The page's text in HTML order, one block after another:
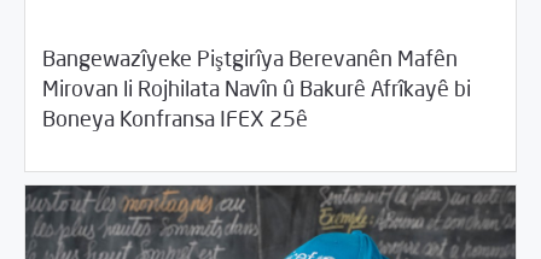
Bangewazîyeke Piştgirîya Berevanên Mafên
Mirovan li Rojhilata Navîn û Bakurê Afrîkayê bi
Boneya Konfransa IFEX 25ê
23/2017 2017 /Beyannameyên SCMê